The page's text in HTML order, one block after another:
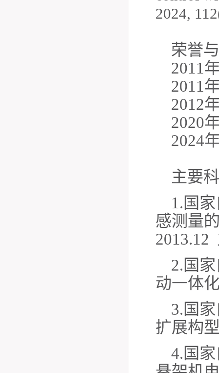
2024,
荣誉
2011
2011
2012
2020
2024
主要
1.国
感测量
2013.12
2.国
动一体
3.国
扩展构
4.国